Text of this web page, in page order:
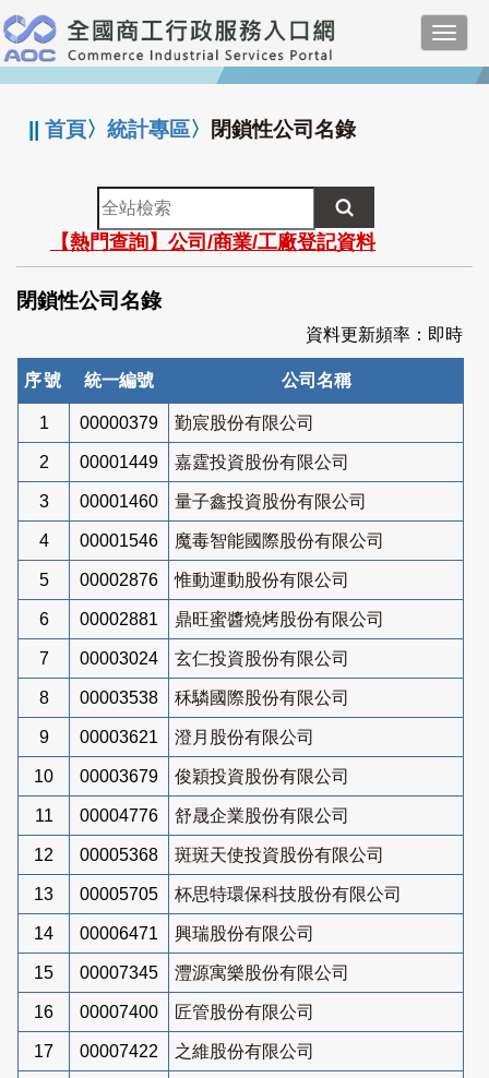
跳
到
主
要
:::
||首頁〉統計專區〉 閉鎖性公司名錄
全
站
檢
索
【熱門查詢】公司/商業/工廠登記資料
閉鎖性公司名錄
資料更新頻率：即時
序號 統一編號 公司名稱
1 00000379 勤宸股份有限公司
2 00001449 嘉霆投資股份有限公司
3 00001460 量子鑫投資股份有限公司
4 00001546 魔毒智能國際股份有限公司
5 00002876 惟動運動股份有限公司
6 00002881 鼎旺蜜醬燒烤股份有限公司
7 00003024 玄仁投資股份有限公司
8 00003538 秝驎國際股份有限公司
9 00003621 澄月股份有限公司
10 00003679 俊穎投資股份有限公司
11 00004776 舒晟企業股份有限公司
12 00005368 斑斑天使投資股份有限公司
13 00005705 杯思特環保科技股份有限公司
14 00006471 興瑞股份有限公司
15 00007345 灃源寓樂股份有限公司
16 00007400 匠管股份有限公司
17 00007422 之維股份有限公司